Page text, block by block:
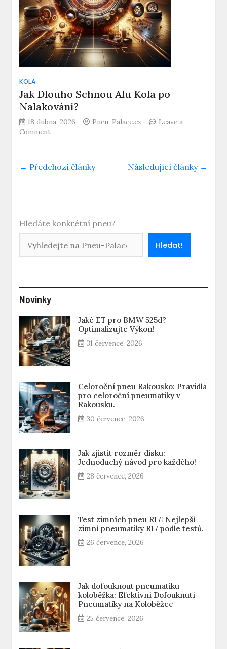
KOLA
Jak Dlouho Schnou Alu Kola po
Nalakování?
18 dubna, 2026 Pneu-Palace.cz
Leave a
Commenton
Schnou
Alu
← Předchozí články Následující články →
Hledáte konkrétní pneu?
Hledat!
Novinky
Jaké ET pro BMW 525d?
Optimalizujte Výkon!
31 července, 2026
Celoroční pneu Rakousko: Pravidla
pro celoroční pneumatiky v
Rakousku.
30 července, 2026
Jak zjistit rozměr disku:
Jednoduchý návod pro každého!
28 července, 2026
Test zimních pneu R17: Nejlepší
zimní pneumatiky R17 podle testů.
26 července, 2026
Jak dofouknout pneumatiku
koloběžka: Efektivní Dofouknutí
Pneumatiky na Koloběžce
25 července, 2026